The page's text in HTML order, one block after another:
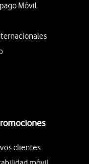
Móvil
clientes